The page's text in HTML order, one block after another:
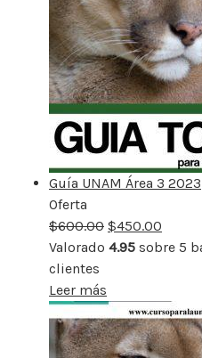
Guía UNAM Área 3 2023
Oferta
rebajado
$600.00 $450.00
Valorado 4.95 sobre 5
clientes
Leer más